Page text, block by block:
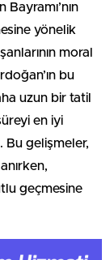
Bayramı’nın
yönelik
moral
bu
uzun bir tatil
en iyi
Bu gelişmeler,
geçmesine